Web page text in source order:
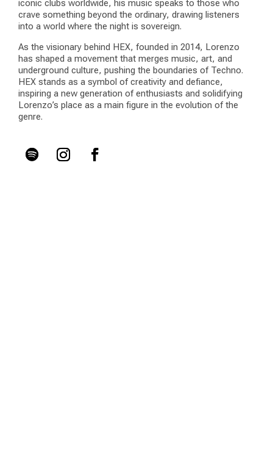
iconic clubs worldwide, his music speaks to those who
crave something beyond the ordinary, drawing listeners
into a world where the night is sovereign.
As the visionary behind HEX, founded in 2014, Lorenzo
has shaped a movement that merges music, art, and
underground culture, pushing the boundaries of Techno.
HEX stands as a symbol of creativity and defiance,
inspiring a new generation of enthusiasts and solidifying
Lorenzo’s place as a main figure in the evolution of the
genre.